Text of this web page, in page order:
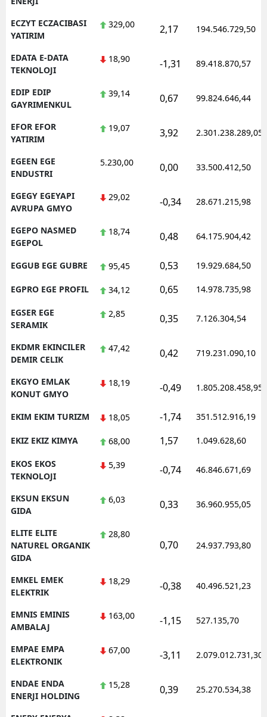
ECZYT ECZACIBASI
YATIRIM
329,00 2,17 194.546.729,50
EDATA E-DATA
TEKNOLOJI
18,90 -1,31 89.418.870,57
EDIP EDIP
GAYRIMENKUL
39,14 0,67 99.824.646,44
EFOR EFOR
YATIRIM
19,07 3,92 2.301.238.289,05
EGEEN EGE
ENDUSTRI
5.230,00 0,00 33.500.412,50
EGEGY EGEYAPI
AVRUPA GMYO
29,02 -0,34 28.671.215,98
EGEPO NASMED
EGEPOL
18,74 0,48 64.175.904,42
EGGUB EGE GUBRE 95,45 0,53 19.929.684,50
EGPRO EGE PROFIL 34,12 0,65 14.978.735,98
EGSER EGE
SERAMIK
2,85 0,35 7.126.304,54
EKDMR EKINCILER
DEMIR CELIK
47,42 0,42 719.231.090,10
EKGYO EMLAK
KONUT GMYO
18,19 -0,49 1.805.208.458,95
EKIM EKIM TURIZM 18,05 -1,74 351.512.916,19
EKIZ EKIZ KIMYA 68,00 1,57 1.049.628,60
EKOS EKOS
TEKNOLOJI
5,39 -0,74 46.846.671,69
EKSUN EKSUN
GIDA
6,03 0,33 36.960.955,05
ELITE ELITE
NATUREL ORGANIK
GIDA
28,80
0,70 24.937.793,80
EMKEL EMEK
ELEKTRIK
18,29 -0,38 40.496.521,23
EMNIS EMINIS
AMBALAJ
163,00 -1,15 527.135,70
EMPAE EMPA
ELEKTRONIK
67,00 -3,11 2.079.012.731,30
ENDAE ENDA
ENERJI HOLDING
15,28 0,39 25.270.534,38